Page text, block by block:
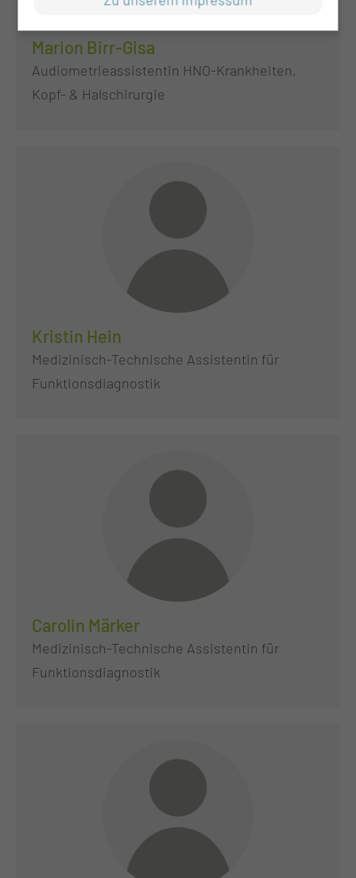
Marion Birr-Gisa
Audiometrieassistentin HNO-Krankheiten,
Kopf- & Halschirurgie
Kristin Hein
Medizinisch-Technische Assistentin für
Funktionsdiagnostik
Carolin Märker
Medizinisch-Technische Assistentin für
Funktionsdiagnostik